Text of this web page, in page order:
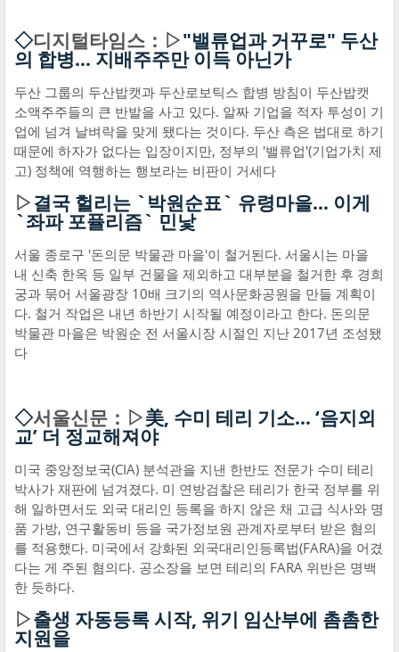
◇디지털타임스：▷"밸류업과 거꾸로" 두산
의 합병… 지배주주만 이득 아닌가
두산 그룹의 두산밥캣과 두산로보틱스 합병 방침이 두산밥캣
소액주주들의 큰 반발을 사고 있다. 알짜 기업을 적자 투성이 기
업에 넘겨 날벼락을 맞게 됐다는 것이다. 두산 측은 법대로 하기
때문에 하자가 없다는 입장이지만, 정부의 '밸류업'(기업가치 제
고) 정책에 역행하는 행보라는 비판이 거세다
▷결국 헐리는 `박원순표` 유령마을… 이게
`좌파 포퓰리즘` 민낯
서울 종로구 '돈의문 박물관 마을'이 철거된다. 서울시는 마을
내 신축 한옥 등 일부 건물을 제외하고 대부분을 철거한 후 경희
궁과 묶어 서울광장 10배 크기의 역사문화공원을 만들 계획이
다. 철거 작업은 내년 하반기 시작될 예정이라고 한다. 돈의문
박물관 마을은 박원순 전 서울시장 시절인 지난 2017년 조성됐
다
◇서울신문：▷美, 수미 테리 기소… ‘음지외
교’ 더 정교해져야
미국 중앙정보국(CIA) 분석관을 지낸 한반도 전문가 수미 테리
박사가 재판에 넘겨졌다. 미 연방검찰은 테리가 한국 정부를 위
해 일하면서도 외국 대리인 등록을 하지 않은 채 고급 식사와 명
품 가방, 연구활동비 등을 국가정보원 관계자로부터 받은 혐의
를 적용했다. 미국에서 강화된 외국대리인등록법(FARA)을 어겼
다는 게 주된 혐의다. 공소장을 보면 테리의 FARA 위반은 명백
한 듯하다.
▷출생 자동등록 시작, 위기 임산부에 촘촘한
지원을